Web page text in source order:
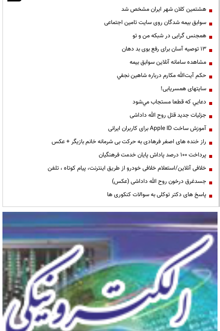
هشتمین کلان شهر ایران مشخص شد
سوابق بیمه شدگان روی سایت تامین اجتماعی
همجنس گرایی در شبکه من و تو
13 توصیه آسان برای رفع بوی بد دهان
مشاهده سامانه آنلاين سوابق بیمه
حكم آيت‌الله مكارم درباره شاهين نجفي
سایتهای همسریابی!
دعايي كه قطعا مستجاب مي‌شود
جزئیات جدید قتل روح الله داداشی
آموزش ساخت Apple ID برای کاربران ایرانی
راز خنده های اصغر فرهادی به حرکت بی شرمانه خانم بازیگر + عکس
پرداخت ۱۰۰ درصد پاداش پایان خدمت فرهنگیان
خلافی آنلاین/استعلام خلافی خودرو از طریق اینترنت، پیام کوتاه ، تلفن
جسدغرق درخون روح الله داداشی (عکس)
پاسخ های دکتر توکلی به سوالات کنکوری ها